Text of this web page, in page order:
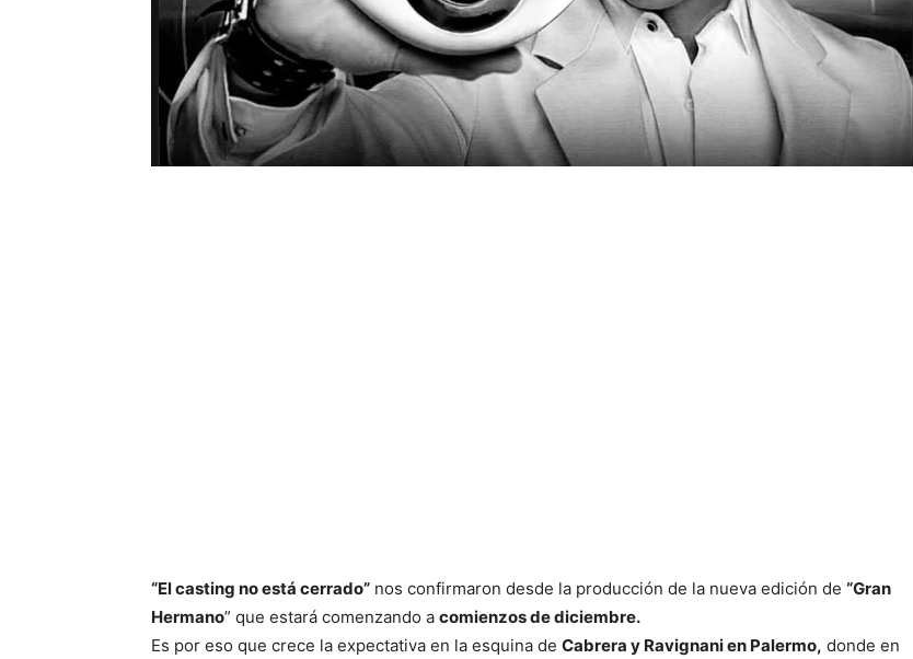
“El casting no está cerrado” nos confirmaron desde la producción de la nueva edición de “Gran
Hermano” que estará comenzando a comienzos de diciembre.
Es por eso que crece la expectativa en la esquina de Cabrera y Ravignani en Palermo, donde en